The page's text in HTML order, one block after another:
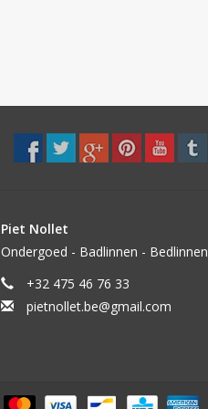
Piet Nollet
Ondergoed - Badlinnen - Bedlinnen
+32 475 46 76 33
pietnollet.be@gmail.com